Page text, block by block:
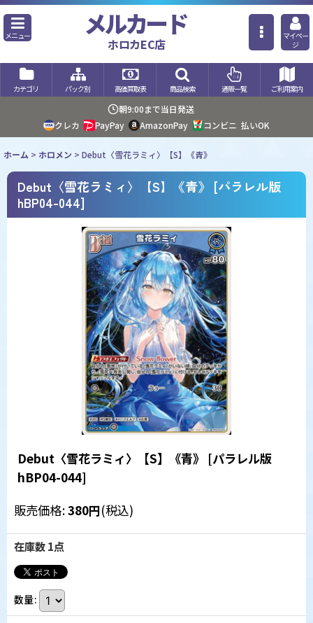
メニュー メルカード
ホロカEC店
マイペー
ジ
カテゴリ パック別 高価買取表 商品検索 通販一覧 ご利用案内
朝9:00まで当日発送
クレカ
PayPay AmazonPay コンビニ 払いOK
ホーム > ホロメン > Debut〈雪花ラミィ〉【S】《青》
Debut〈雪花ラミィ〉【S】《青》 [パラレル版
hBP04-044]
Debut〈雪花ラミィ〉【S】《青》 [パラレル版
hBP04-044]
販売価格:380円(税込)
在庫数 1点
数量: